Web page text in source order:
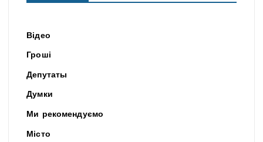
Відео
Гроші
Депутаты
Думки
Ми рекомендуємо
Місто